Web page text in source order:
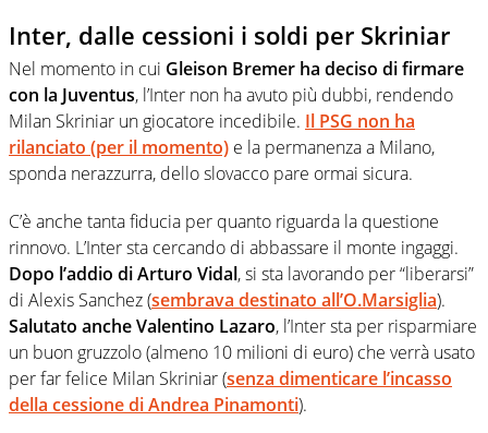
Inter, dalle cessioni i soldi per Skriniar
Nel momento in cui Gleison Bremer ha deciso di firmare
con la Juventus, l’Inter non ha avuto più dubbi, rendendo
Milan Skriniar un giocatore incedibile. Il PSG non ha
rilanciato (per il momento) e la permanenza a Milano,
sponda nerazzurra, dello slovacco pare ormai sicura.
C’è anche tanta fiducia per quanto riguarda la questione
rinnovo. L’Inter sta cercando di abbassare il monte ingaggi.
Dopo l’addio di Arturo Vidal, si sta lavorando per “liberarsi”
di Alexis Sanchez (sembrava destinato all’O.Marsiglia).
Salutato anche Valentino Lazaro, l’Inter sta per risparmiare
un buon gruzzolo (almeno 10 milioni di euro) che verrà usato
per far felice Milan Skriniar (senza dimenticare l’incasso
della cessione di Andrea Pinamonti).